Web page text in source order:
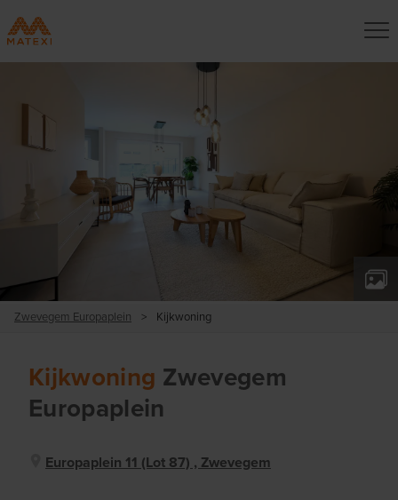
Zwevegem Europaplein > Kijkwoning
Kijkwoning Zwevegem
Europaplein
Europaplein 11 (lot 87) , Zwevegem